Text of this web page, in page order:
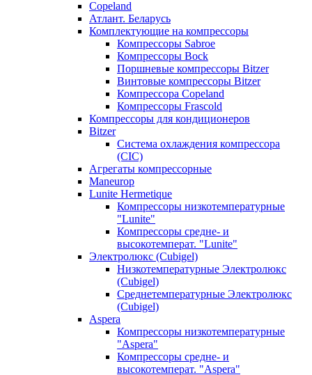
Copeland
Атлант. Беларусь
Комплектующие на компрессоры
Компрессоры Sabroe
Компрессоры Bock
Поршневые компрессоры Bitzer
Винтовые компрессоры Bitzer
Компрессора Copeland
Компрессоры Frascold
Компрессоры для кондиционеров
Bitzer
Система охлаждения компрессора
(CIC)
Агрегаты компрессорные
Maneurop
Lunite Hermetique
Компрессоры низкотемпературные
"Lunite"
Компрессоры средне- и
высокотемперат. "Lunite"
Электролюкс (Cubigel)
Низкотемпературные Электролюкс
(Cubigel)
Среднетемпературные Электролюкс
(Cubigel)
Aspera
Компрессоры низкотемпературные
"Aspera"
Компрессоры средне- и
высокотемперат. "Aspera"